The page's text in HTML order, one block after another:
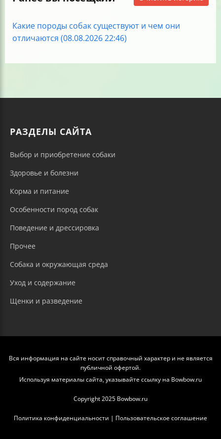
Какие породы собак существуют и чем они
отличаются (08.08.2026 22:46)
РАЗДЕЛЫ САЙТА
Выбор и приобретение собаки
Здоровье и болезни
Корма и питание
Особенности пород собак
Поведение и дрессировка
Прочее
Собака и окружающая среда
Уход и содержание
Щенки и разведение
Вся информация на сайте носит справочный характер и не является
публичной офертой.
Используя материалы сайта, указывайте ссылку на Bowbow.ru
Copyright 2025 Bowbow.ru
Политика конфиденциальности | Пользовательское соглашение